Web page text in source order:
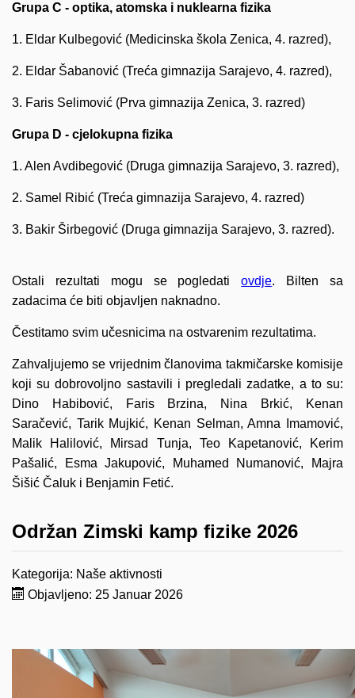
Grupa C - optika, atomska i nuklearna fizika
1. Eldar Kulbegović (Medicinska škola Zenica, 4. razred),
2. Eldar Šabanović (Treća gimnazija Sarajevo, 4. razred),
3. Faris Selimović (Prva gimnazija Zenica, 3. razred)
Grupa D - cjelokupna fizika
1. Alen Avdibegović (Druga gimnazija Sarajevo, 3. razred),
2. Samel Ribić (Treća gimnazija Sarajevo, 4. razred)
3. Bakir Širbegović (Druga gimnazija Sarajevo, 3. razred).
Ostali rezultati mogu se pogledatiovdje. Bilten sa
zadacima će biti objavljen naknadno.
Čestitamo svim učesnicima na ostvarenim rezultatima.
Zahvaljujemo se vrijednim članovima takmičarske komisije
koji su dobrovoljno sastavili i pregledali zadatke, a to su:
Dino Habibović, Faris Brzina, Nina Brkić, Kenan
Saračević, Tarik Mujkić, Kenan Selman, Amna Imamović,
Malik Halilović, Mirsad Tunja, Teo Kapetanović, Kerim
Pašalić, Esma Jakupović, Muhamed Numanović, Majra
Šišić Čaluk i Benjamin Fetić.
Održan Zimski kamp fizike 2026
Kategorija: Naše aktivnosti
Objavljeno: 25 Januar 2026